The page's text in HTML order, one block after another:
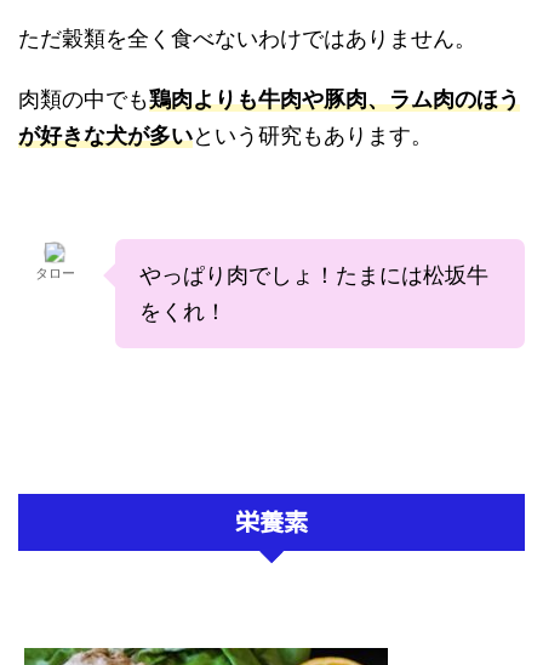
ただ穀類を全く食べないわけではありません。
肉類の中でも鶏肉よりも牛肉や豚肉、ラム肉のほう
が好きな犬が多いという研究もあります。
タロー
やっぱり肉でしょ！たまには松坂牛
をくれ！
栄養素